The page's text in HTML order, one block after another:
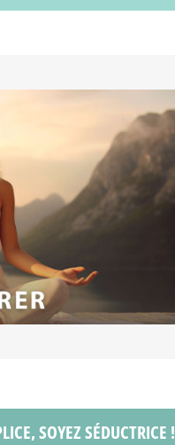
SOYEZ SÉDUCTRICE !